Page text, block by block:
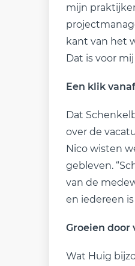
mijn
kant van het
Dat is voor
Een klik
Dat
over de
Nico wisten
gebleven.
van de
en iedereen
Groeien door
Wat Huig